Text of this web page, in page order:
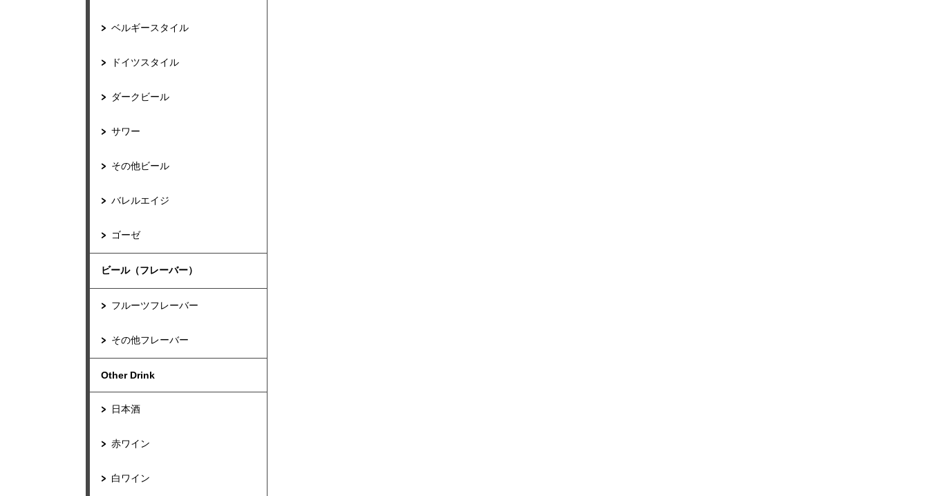
ベルギースタイル
ドイツスタイル
ダークビール
サワー
その他ビール
バレルエイジ
ゴーゼ
ビール（フレーバー）
フルーツフレーバー
その他フレーバー
Other Drink
日本酒
赤ワイン
白ワイン